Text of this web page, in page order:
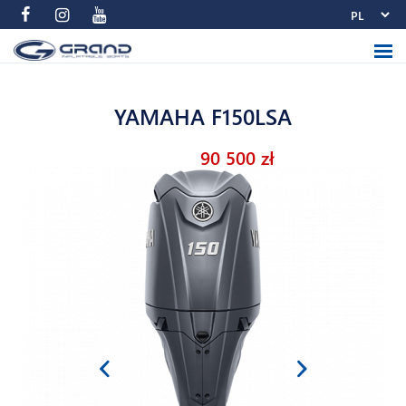
YAMAHA F150LSA
90 500 zł